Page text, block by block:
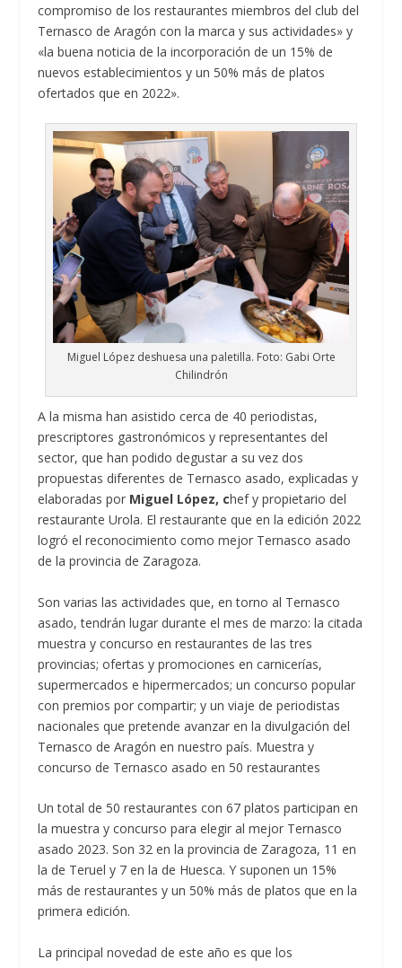
compromiso de los restaurantes miembros del club del
Ternasco de Aragón con la marca y sus actividades» y
«la buena noticia de la incorporación de un 15% de
nuevos establecimientos y un 50% más de platos
ofertados que en 2022».
Miguel López deshuesa una paletilla. Foto: Gabi Orte
Chilindrón
A la misma han asistido cerca de 40 periodistas,
prescriptores gastronómicos y representantes del
sector, que han podido degustar a su vez dos
propuestas diferentes de Ternasco asado, explicadas y
elaboradas por Miguel López, chef y propietario del
restaurante Urola. El restaurante que en la edición 2022
logró el reconocimiento como mejor Ternasco asado
de la provincia de Zaragoza.
Son varias las actividades que, en torno al Ternasco
asado, tendrán lugar durante el mes de marzo: la citada
muestra y concurso en restaurantes de las tres
provincias; ofertas y promociones en carnicerías,
supermercados e hipermercados; un concurso popular
con premios por compartir; y un viaje de periodistas
nacionales que pretende avanzar en la divulgación del
Ternasco de Aragón en nuestro país. Muestra y
concurso de Ternasco asado en 50 restaurantes
Un total de 50 restaurantes con 67 platos participan en
la muestra y concurso para elegir al mejor Ternasco
asado 2023. Son 32 en la provincia de Zaragoza, 11 en
la de Teruel y 7 en la de Huesca. Y suponen un 15%
más de restaurantes y un 50% más de platos que en la
primera edición.
La principal novedad de este año es que los